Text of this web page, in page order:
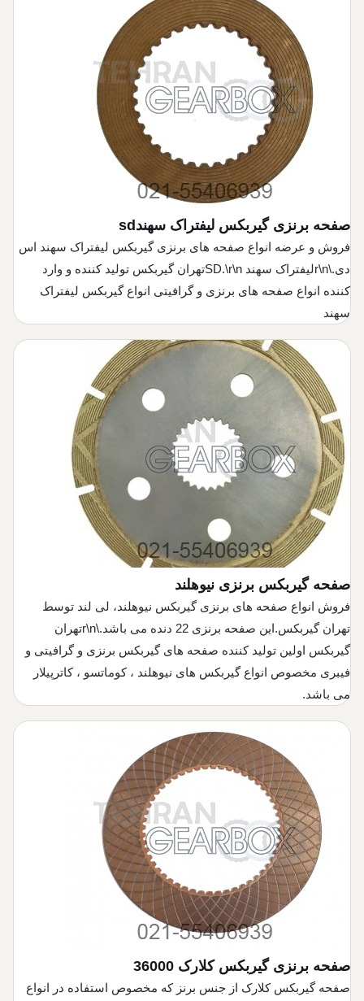
صفحه برنزی گیربکس لیفتراک سهندsd
فروش و عرضه انواع صفحه های برنزی گیربکس لیفتراک سهند اس
دی.\r\nلیفتراک سهند SD.\r\nتهران گیربکس تولید کننده و وارد
کننده انواع صفحه های برنزی و گرافیتی انواع گیربکس لیفتراک
سهند
صفحه گیربکس برنزی نیوهلند
فروش انواع صفحه های برنزی گیربکس نیوهلند، لی لند توسط
تهران گیربکس.این صفحه برنزی 22 دنده می باشد.\r\nتهران
گیربکس اولین تولید کننده صفحه های گیربکس برنزی و گرافیتی و
فیبری مخصوص انواع گیربکس های نیوهلند ، کوماتسو ، کاترپیلار
می باشد.
صفحه برنزی گیربکس کلارک 36000
صفحه گیربکس کلارک از جنس برنز که مخصوص استفاده در انواع